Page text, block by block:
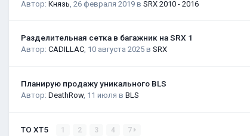
Автор: Князь 26 февраля 2019 в SRX 2010 - 2016
Разделительная сетка в багажник на SRX 1
Автор: CADILLAC 10 августа 2025 в SRX
Планирую продажу уникального BLS
Автор: DeathRow, 11 июля в BLS
ТО XT5 1 2 3 4 7